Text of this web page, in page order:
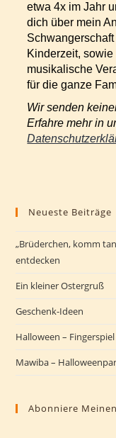
etwa 4x im Jahr
dich über mein
Kinderzeit, sowie
musikalische
für die ganze
Wir senden
Erfahre mehr in
Neueste Beiträge
„Brüderchen, komm
entdecken
Ein kleiner Ostergruß
Geschenk-Ideen
Halloween –
Mawiba –
Abonniere